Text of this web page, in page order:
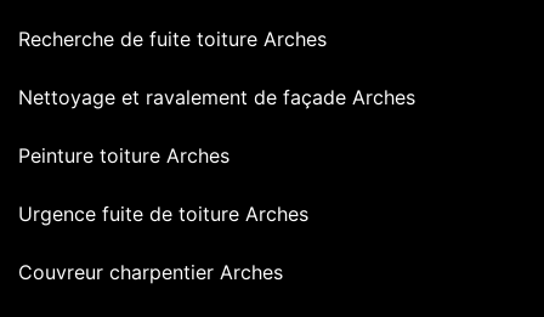
Recherche de fuite toiture Arches
Nettoyage et ravalement de façade Arches
Peinture toiture Arches
Urgence fuite de toiture Arches
Couvreur charpentier Arches